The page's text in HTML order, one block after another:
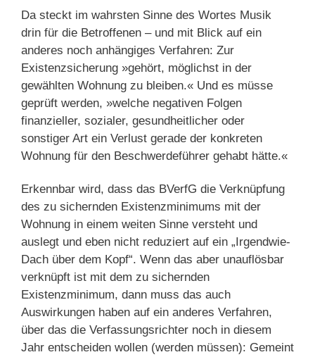
Da steckt im wahrsten Sinne des Wortes Musik
drin für die Betroffenen – und mit Blick auf ein
anderes noch anhängiges Verfahren: Zur
Existenzsicherung »gehört, möglichst in der
gewählten Wohnung zu bleiben.« Und es müsse
geprüft werden, »welche negativen Folgen
finanzieller, sozialer, gesundheitlicher oder
sonstiger Art ein Verlust gerade der konkreten
Wohnung für den Beschwerdeführer gehabt hätte.«
Erkennbar wird, dass das BVerfG die Verknüpfung
des zu sichernden Existenzminimums mit der
Wohnung in einem weiten Sinne versteht und
auslegt und eben nicht reduziert auf ein „Irgendwie-
Dach über dem Kopf“. Wenn das aber unauflösbar
verknüpft ist mit dem zu sichernden
Existenzminimum, dann muss das auch
Auswirkungen haben auf ein anderes Verfahren,
über das die Verfassungsrichter noch in diesem
Jahr entscheiden wollen (werden müssen): Gemeint